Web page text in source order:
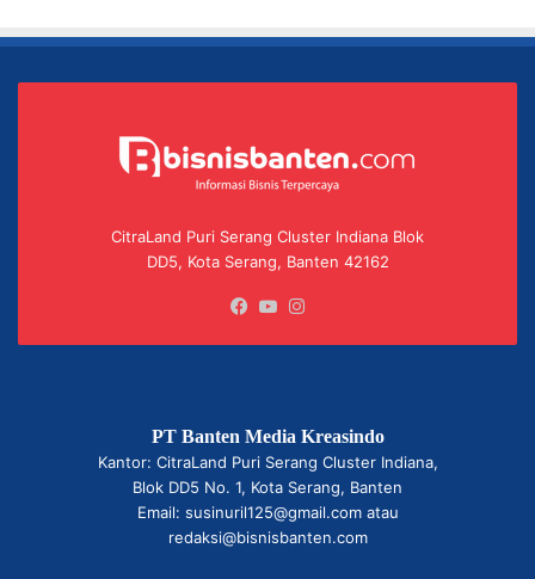
CitraLand Puri Serang Cluster Indiana Blok
DD5, Kota Serang, Banten 42162
Facebook
YouTube
PT Banten Media Kreasindo
Kantor: CitraLand Puri Serang Cluster Indiana,
Blok DD5 No. 1, Kota Serang, Banten
Email: susinuril125@gmail.com atau
redaksi@bisnisbanten.com